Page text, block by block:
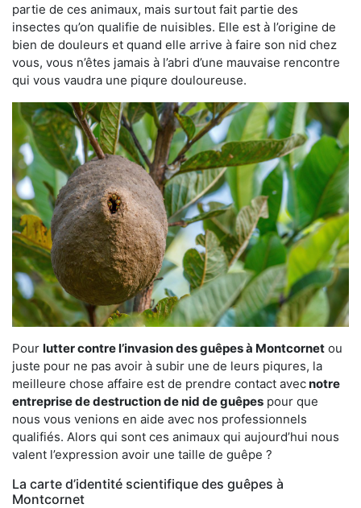
partie de ces animaux, mais surtout fait partie des
insectes qu’on qualifie de nuisibles. Elle est à l’origine de
bien de douleurs et quand elle arrive à faire son nid chez
vous, vous n’êtes jamais à l’abri d’une mauvaise rencontre
qui vous vaudra une piqure douloureuse.
Pour lutter contre l’invasion des guêpes à Montcornet ou
juste pour ne pas avoir à subir une de leurs piqures, la
meilleure chose affaire est de prendre contact avecnotre
entreprise de destruction de nid de guêpes pour que
nous vous venions en aide avec nos professionnels
qualifiés. Alors qui sont ces animaux qui aujourd’hui nous
valent l’expression avoir une taille de guêpe ?
La carte d’identité scientifique des guêpes à
Montcornet